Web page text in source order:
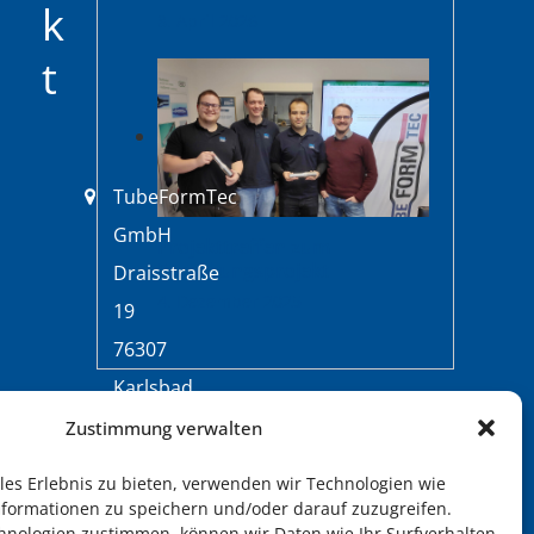
Zustimmung verwalten
Erlebnis zu bieten, verwenden wir Technologien wie
zu speichern und/oder darauf zuzugreifen.
Projekttreffen zum
Forschungsprojekt
k
t
TubeFormTec
GmbH
Draisstraße
19
76307
Karlsbad
+49
(0)7202/93
12-0